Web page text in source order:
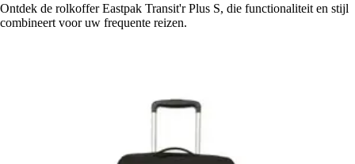
Ontdek de rolkoffer Eastpak Transit'r Plus S, die functionaliteit en stijl
combineert voor uw frequente reizen.